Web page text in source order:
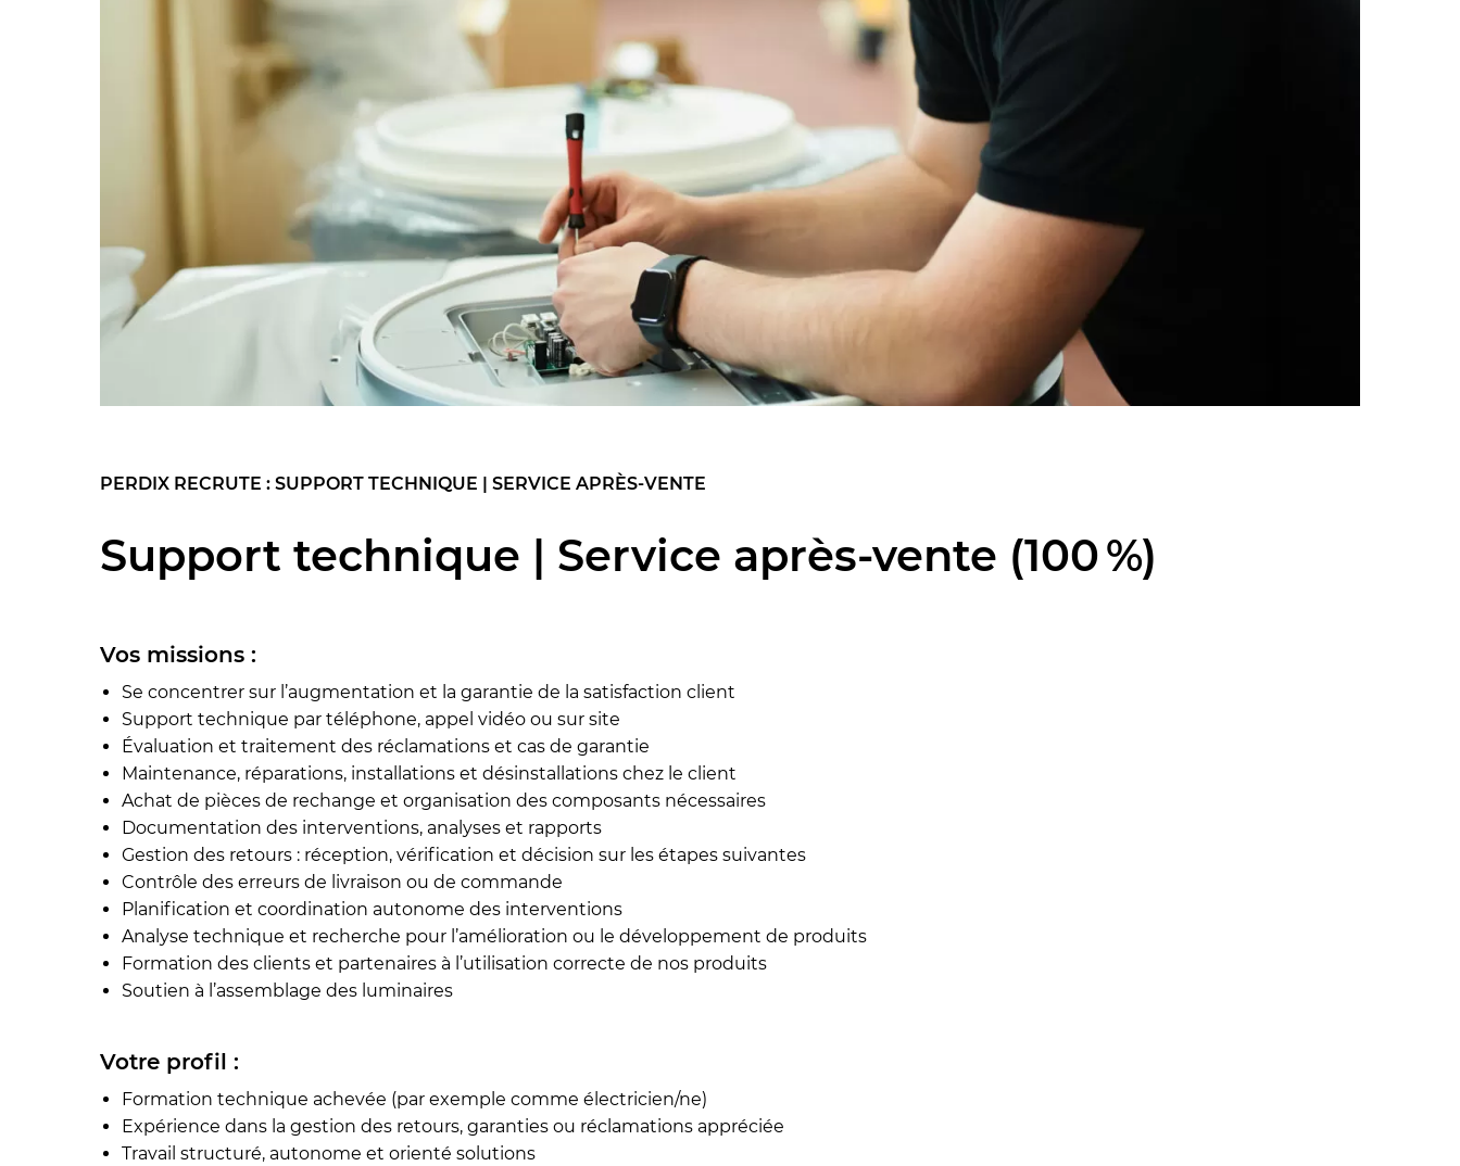
PERDIX RECRUTE : SUPPORT TECHNIQUE | SERVICE APRÈS-VENTE
Support technique | Service après-vente (100 %)
Vos missions :
Se concentrer sur l’augmentation et la garantie de la satisfaction client
Support technique par téléphone, appel vidéo ou sur site
Évaluation et traitement des réclamations et cas de garantie
Maintenance, réparations, installations et désinstallations chez le client
Achat de pièces de rechange et organisation des composants nécessaires
Documentation des interventions, analyses et rapports
Gestion des retours : réception, vérification et décision sur les étapes suivantes
Contrôle des erreurs de livraison ou de commande
Planification et coordination autonome des interventions
Analyse technique et recherche pour l’amélioration ou le développement de produits
Formation des clients et partenaires à l’utilisation correcte de nos produits
Soutien à l’assemblage des luminaires
Votre profil :
Formation technique achevée (par exemple comme électricien/ne)
Expérience dans la gestion des retours, garanties ou réclamations appréciée
Travail structuré, autonome et orienté solutions